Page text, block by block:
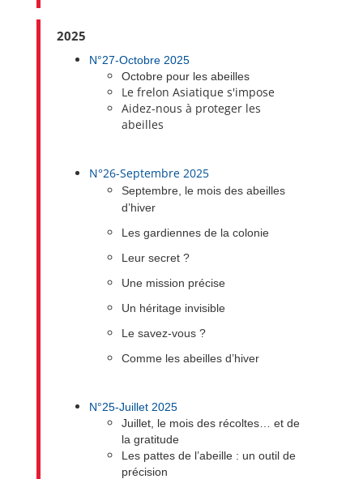
2025
N°27-Octobre 2025
Octobre pour les abeilles
Le frelon Asiatique s'impose
Aidez-nous à proteger les
abeilles
N°26-Septembre 2025
Septembre, le mois des abeilles
d’hiver
Les gardiennes de la colonie
Leur secret ?
Une mission précise
Un héritage invisible
Le savez-vous ?
Comme les abeilles d’hiver
N°25-Juillet 2025
Juillet, le mois des récoltes… et de
la gratitude
Les pattes de l’abeille : un outil de
précision